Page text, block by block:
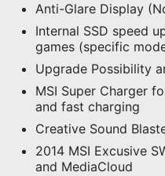
Anti-Glare Display
Internal SSD speed
games (specific
Upgrade Possibility
MSI Super Charger
and fast charging
Creative Sound
2014 MSI Excusive
and MediaCloud